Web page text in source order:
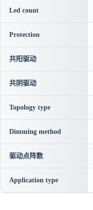
Led count
Protection
共阳驱动
共阴驱动
Topology type
Dimming method
驱动点阵数
Application type